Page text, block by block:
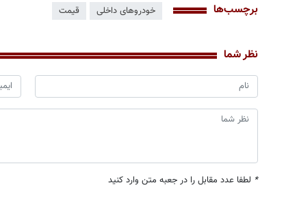
برچسب‌ها خودروهای داخلی قیمت
نظر شما
* لطفا عدد مقابل را در جعبه متن وارد کنید